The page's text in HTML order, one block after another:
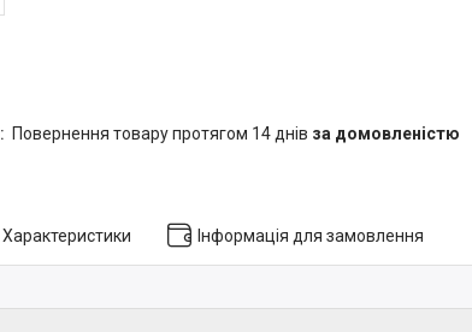
повернення товару протягом 14 днів за домовленістю
Характеристики Інформація для замовлення